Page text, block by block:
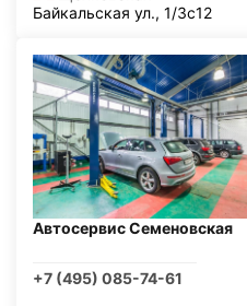
Байкальская ул., 1/3с12
Автосервис Семеновская
+7 (495) 085-74-61